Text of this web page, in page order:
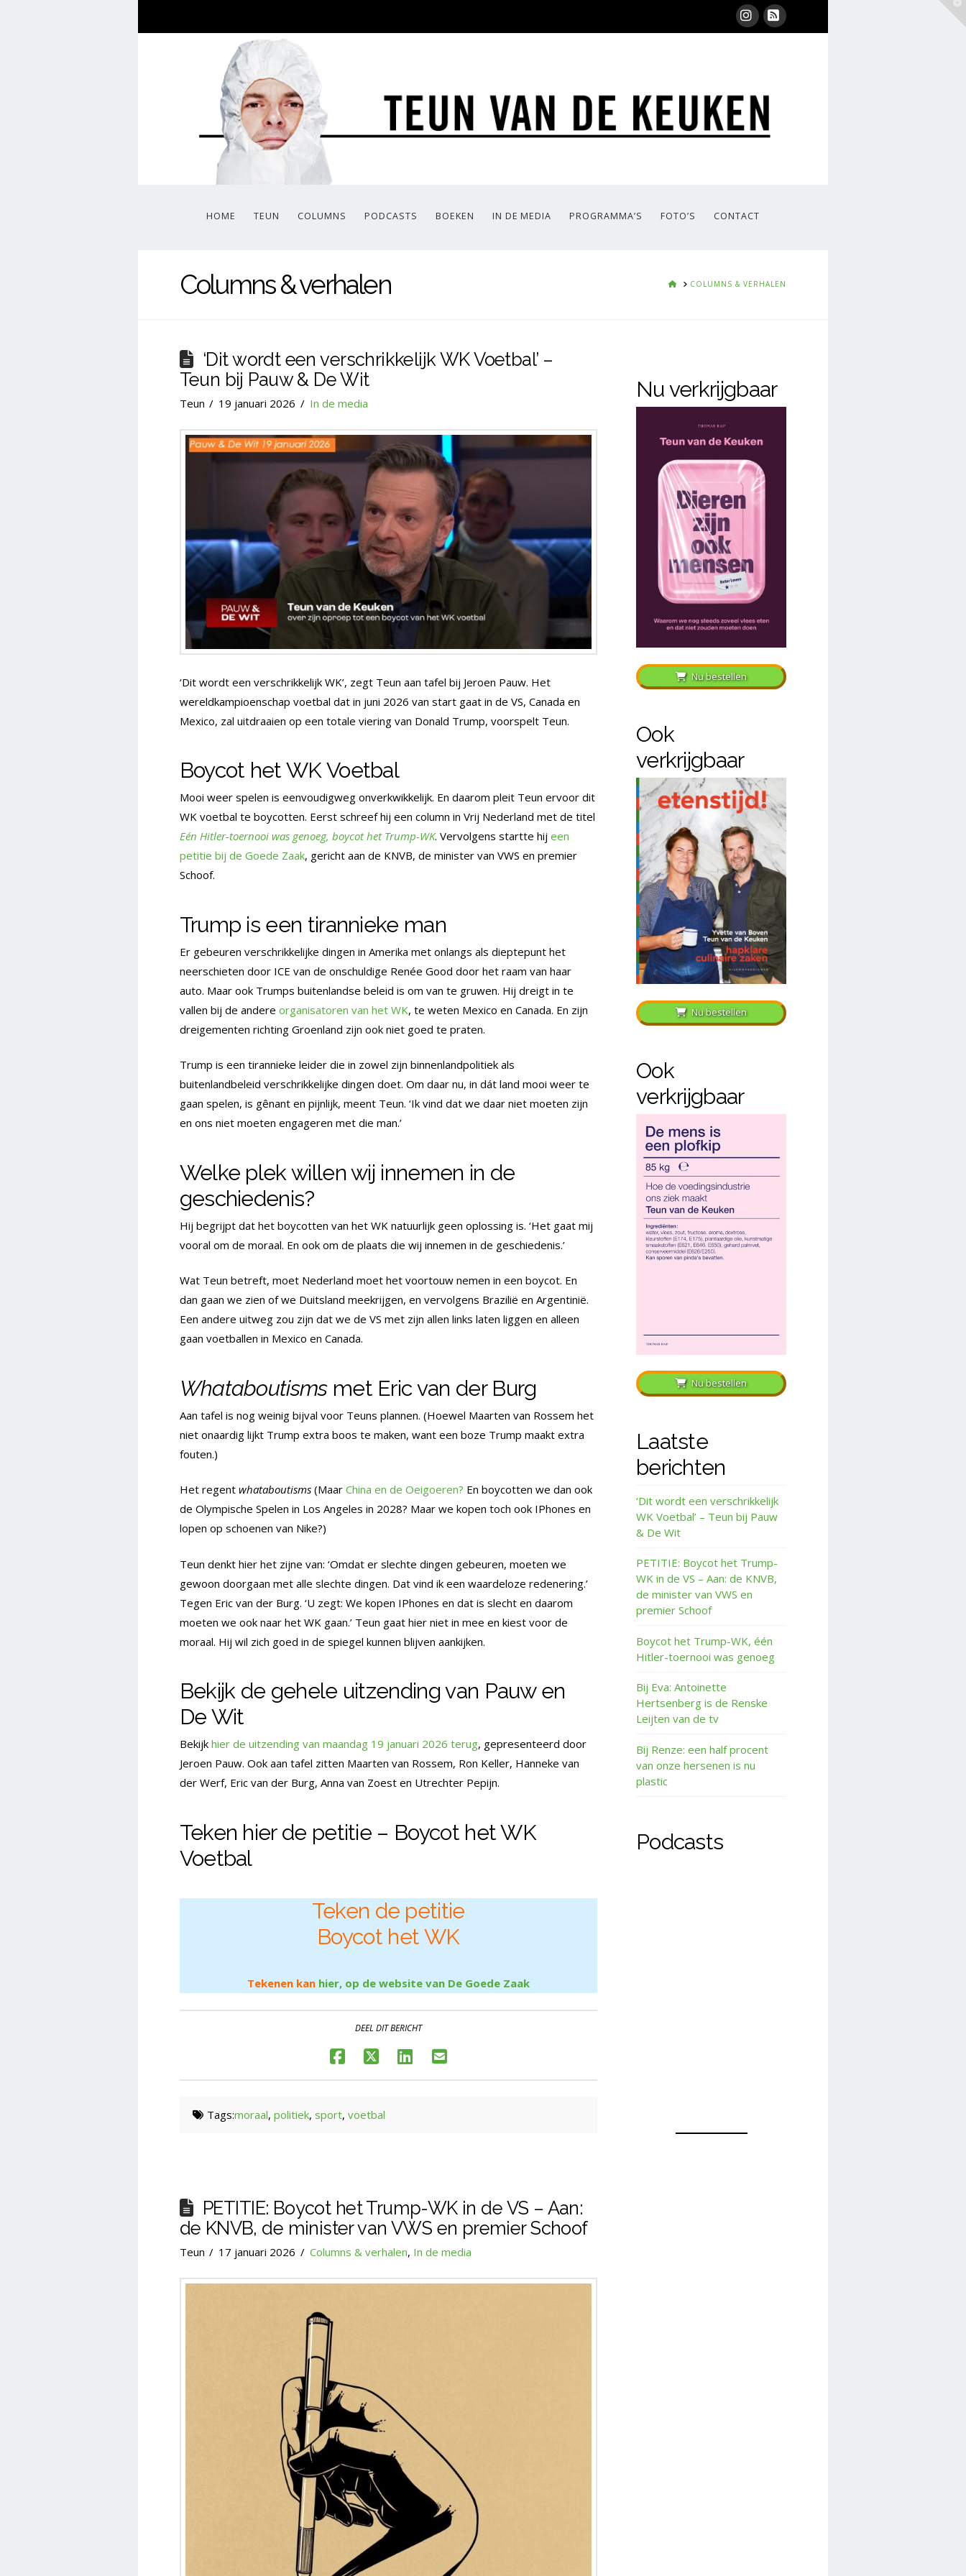
Instagram
RSS
HOME TEUN COLUMNS PODCASTS BOEKEN IN DE MEDIA PROGRAMMA’S FOTO’S CONTACT
Columns & verhalen HOMECOLUMNS & VERHALEN
‘Dit wordt een verschrikkelijk WK Voetbal’ –
Teun bij Pauw & De Wit
Teun 19 januari 2026 In de media
‘Dit wordt een verschrikkelijk WK’, zegt Teun aan tafel bij Jeroen Pauw. Het
wereldkampioenschap voetbal dat in juni 2026 van start gaat in de VS, Canada en
Mexico, zal uitdraaien op een totale viering van Donald Trump, voorspelt Teun.
Boycot het WK Voetbal
Mooi weer spelen is eenvoudigweg onverkwikkelijk. En daarom pleit Teun ervoor dit
WK voetbal te boycotten. Eerst schreef hij een column in Vrij Nederland met de titel
Eén Hitler-toernooi was genoeg, boycot het Trump-WK. Vervolgens startte hij een
petitie bij de Goede Zaak, gericht aan de KNVB, de minister van VWS en premier
Schoof.
Trump is een tirannieke man
Er gebeuren verschrikkelijke dingen in Amerika met onlangs als dieptepunt het
neerschieten door ICE van de onschuldige Renée Good door het raam van haar
auto. Maar ook Trumps buitenlandse beleid is om van te gruwen. Hij dreigt in te
vallen bij de andere organisatoren van het WK, te weten Mexico en Canada. En zijn
dreigementen richting Groenland zijn ook niet goed te praten.
Trump is een tirannieke leider die in zowel zijn binnenlandpolitiek als
buitenlandbeleid verschrikkelijke dingen doet. Om daar nu, in dát land mooi weer te
gaan spelen, is gênant en pijnlijk, meent Teun. ‘Ik vind dat we daar niet moeten zijn
en ons niet moeten engageren met die man.’
Welke plek willen wij innemen in de
geschiedenis?
Hij begrijpt dat het boycotten van het WK natuurlijk geen oplossing is. ‘Het gaat mij
vooral om de moraal. En ook om de plaats die wij innemen in de geschiedenis.’
Wat Teun betreft, moet Nederland moet het voortouw nemen in een boycot. En
dan gaan we zien of we Duitsland meekrijgen, en vervolgens Brazilië en Argentinië.
Een andere uitweg zou zijn dat we de VS met zijn allen links laten liggen en alleen
gaan voetballen in Mexico en Canada.
Whataboutismsmet Eric van der Burg
Aan tafel is nog weinig bijval voor Teuns plannen. (Hoewel Maarten van Rossem het
niet onaardig lijkt Trump extra boos te maken, want een boze Trump maakt extra
fouten.)
Het regent whataboutisms(Maar China en de Oeigoeren? En boycotten we dan ook
de Olympische Spelen in Los Angeles in 2028? Maar we kopen toch ook IPhones en
lopen op schoenen van Nike?)
Teun denkt hier het zijne van: ‘Omdat er slechte dingen gebeuren, moeten we
gewoon doorgaan met alle slechte dingen. Dat vind ik een waardeloze redenering.’
Tegen Eric van der Burg. ‘U zegt: We kopen IPhones en dat is slecht en daarom
moeten we ook naar het WK gaan.’ Teun gaat hier niet in mee en kiest voor de
moraal. Hij wil zich goed in de spiegel kunnen blijven aankijken.
Bekijk de gehele uitzending van Pauw en
De Wit
Bekijk hier de uitzending van maandag 19 januari 2026 terug, gepresenteerd door
Jeroen Pauw. Ook aan tafel zitten Maarten van Rossem, Ron Keller, Hanneke van
der Werf, Eric van der Burg, Anna van Zoest en Utrechter Pepijn.
Teken hier de petitie – Boycot het WK
Voetbal
Teken de petitie
Boycot het WK
Tekenen kan hier, op de website van De Goede Zaak
DEEL DIT BERICHT
Tags:moraal, politiek, sport, voetbal
PETITIE: Boycot het Trump-WK in de VS – Aan:
de KNVB, de minister van VWS en premier Schoof
Teun 17 januari 2026 Columns & verhalen, In de media
Nu verkrijgbaar
Nu bestellen
Ook
verkrijgbaar
Nu bestellen
Ook
verkrijgbaar
Nu bestellen
Laatste
berichten
‘Dit wordt een verschrikkelijk
WK Voetbal’ – Teun bij Pauw
& De Wit
PETITIE: Boycot het Trump-
WK in de VS – Aan: de KNVB,
de minister van VWS en
premier Schoof
Boycot het Trump-WK, één
Hitler-toernooi was genoeg
Bij Eva: Antoinette
Hertsenberg is de Renske
Leijten van de tv
Bij Renze: een half procent
van onze hersenen is nu
plastic
Podcasts